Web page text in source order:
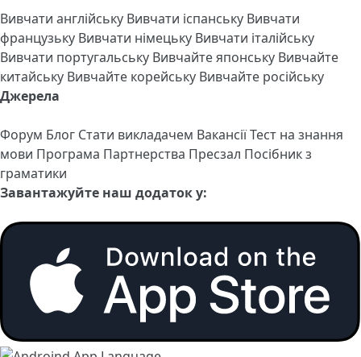
Вивчати англійську Вивчати іспанську Вивчати
французьку Вивчати німецьку Вивчати італійську
Вивчати португальську Вивчайте японську Вивчайте
китайську Вивчайте корейську Вивчайте російську
Джерела
Форум Блог Стати викладачем ВакансіїТест на знання
мови Програма Партнерства Пресзал Посібник з
граматики
Завантажуйте наш додаток у: